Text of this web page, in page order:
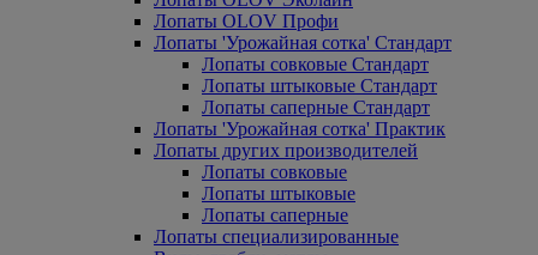
Лопаты OLOV Профи
Лопаты 'Урожайная сотка' Стандарт
Лопаты совковые Стандарт
Лопаты штыковые Стандарт
Лопаты саперные Стандарт
Лопаты 'Урожайная сотка' Практик
Лопаты других производителей
Лопаты совковые
Лопаты штыковые
Лопаты саперные
Лопаты специализированные